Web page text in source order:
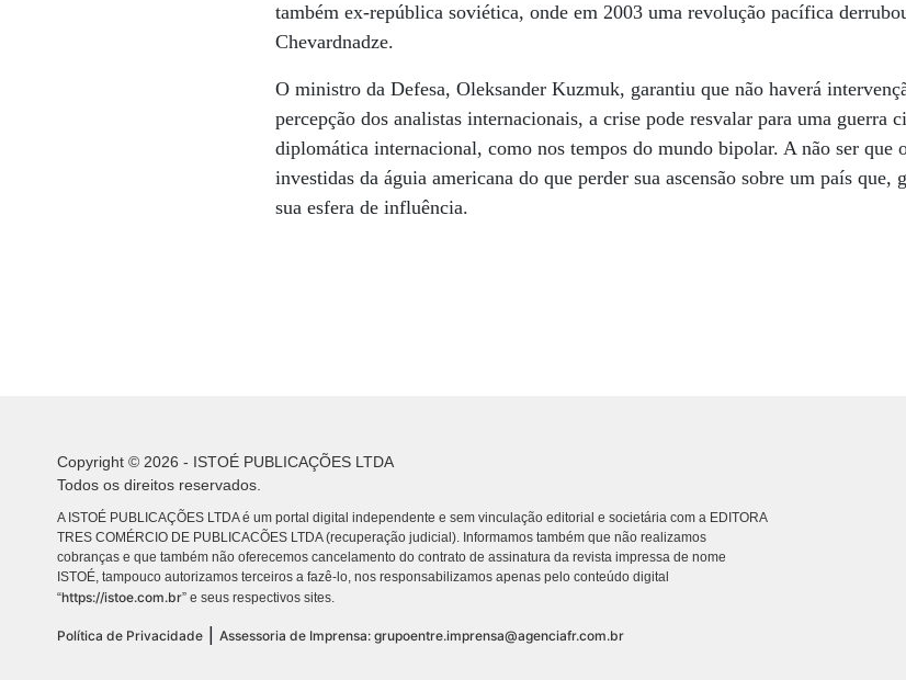
também ex-república soviética, onde em 2003 uma revolução pacífica
Chevardnadze.
O ministro da Defesa, Oleksander Kuzmuk, garantiu que não haverá
percepção dos analistas internacionais, a crise pode resvalar para uma guerra
diplomática internacional, como nos tempos do mundo bipolar. A não ser que
investidas da águia americana do que perder sua ascensão sobre um país que,
sua esfera de influência.
Copyright © 2026 - ISTOÉ PUBLICAÇÕES LTDA
Todos os direitos reservados.
A ISTOÉ PUBLICAÇÕES LTDA é um portal digital independente e sem vinculação editorial e societária com a EDITORA
TRES COMÉRCIO DE PUBLICACÕES LTDA (recuperação judicial). Informamos também que não realizamos
cobranças e que também não oferecemos cancelamento do contrato de assinatura da revista impressa de nome
ISTOÉ, tampouco autorizamos terceiros a fazê-lo, nos responsabilizamos apenas pelo conteúdo digital
“https://istoe.com.br” e seus respectivos sites.
Política de Privacidade Assessoria de Imprensa: grupoentre.imprensa@agenciafr.com.br